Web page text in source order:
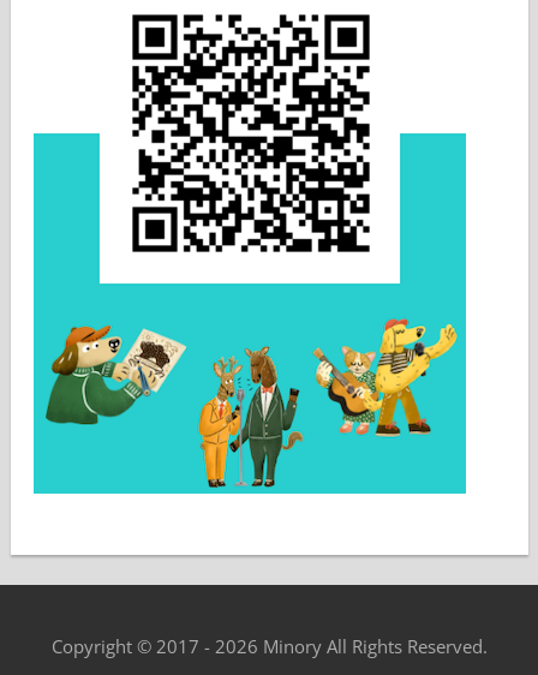
Copyright © 2017 - 2026 Minory All Rights Reserved.